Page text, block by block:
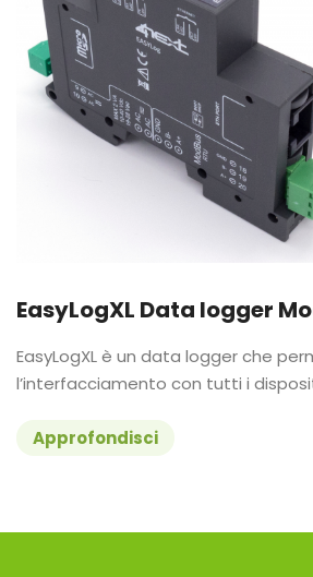
EasyLogXL Data logger
EasyLogXL è un data logger che
l’interfacciamento con tutti i
Approfondisci